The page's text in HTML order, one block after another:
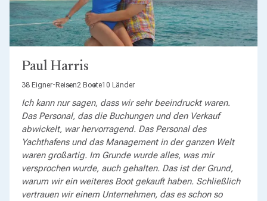
Paul Harris
38 Eigner-Reisen2 Boote10 Länder
Ich kann nur sagen, dass wir sehr beeindruckt waren.
Das Personal, das die Buchungen und den Verkauf
abwickelt, war hervorragend. Das Personal des
Yachthafens und das Management in der ganzen Welt
waren großartig. Im Grunde wurde alles, was mir
versprochen wurde, auch gehalten. Das ist der Grund,
warum wir ein weiteres Boot gekauft haben. Schließlich
vertrauen wir einem Unternehmen, das es schon so